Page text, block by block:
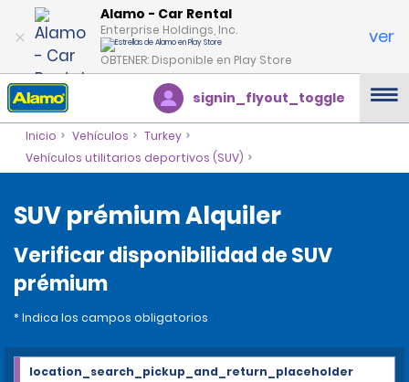
Alamo - Car Rental
Enterprise Holdings, Inc.
OBTENER: Disponible en Play Store
ver
signin_flyout_toggle
Inicio Vehículos
Turkey
Vehículos utilitarios deportivos (SUV)
SUV prémium Alquiler
Verificar disponibilidad de SUV
prémium
* Indica los campos obligatorios
location_search_pickup_and_return_placeholder